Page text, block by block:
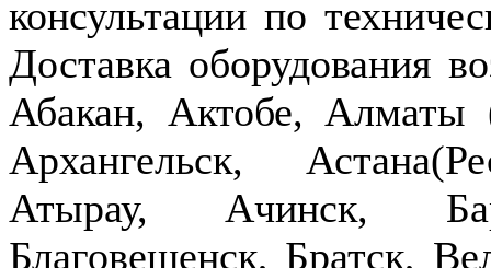
консультации по
Доставка оборудования
Абакан, Актобе,
Архангельск,
Атырау, Ачинск,
Благовещенск, Братск,